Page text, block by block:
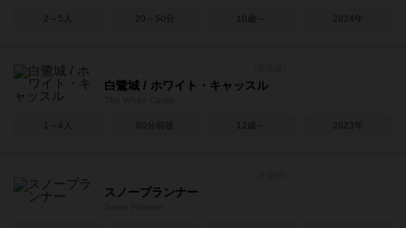
2～5人 20～50分 10歳～ 2024年
白鷺城 / ホワイト・キャッスル
1～4人 80分前後 12歳～ 2023年
スノープランナー